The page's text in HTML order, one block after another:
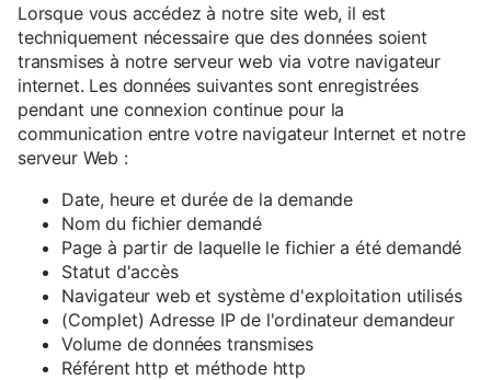
Lorsque vous accédez à notre site web, il est
techniquement nécessaire que des données soient
transmises à notre serveur web via votre navigateur
internet. Les données suivantes sont enregistrées
pendant une connexion continue pour la
communication entre votre navigateur Internet et notre
serveur Web :
Date, heure et durée de la demande
Nom du fichier demandé
Page à partir de laquelle le fichier a été demandé
Statut d'accès
Navigateur web et système d'exploitation utilisés
(Complet) Adresse IP de l'ordinateur demandeur
Volume de données transmises
Référent http et méthode http